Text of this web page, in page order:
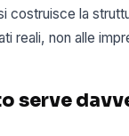
costruisce la
reali, non alle
serve